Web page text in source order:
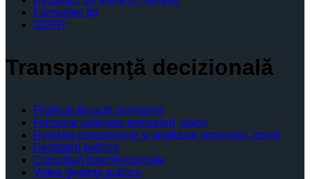
Formulare tip
GDPR
Transparenţă decizională
Proiecte de acte normative
Formular colectare propuneri, opinii
Registru consemnare si analizare propuneri, opinii
Dezbateri publice
Consultari interministeriale
Video Şedinţe publice